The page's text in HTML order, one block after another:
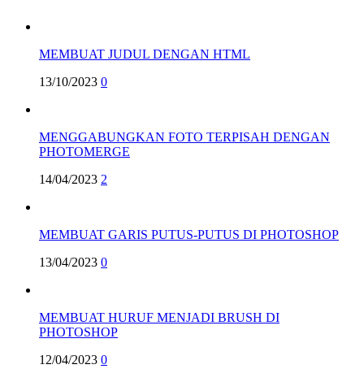
MEMBUAT JUDUL DENGAN HTML
13/10/2023 0
MENGGABUNGKAN FOTO TERPISAH DENGAN
PHOTOMERGE
14/04/2023 2
MEMBUAT GARIS PUTUS-PUTUS DI PHOTOSHOP
13/04/2023 0
MEMBUAT HURUF MENJADI BRUSH DI
PHOTOSHOP
12/04/2023 0